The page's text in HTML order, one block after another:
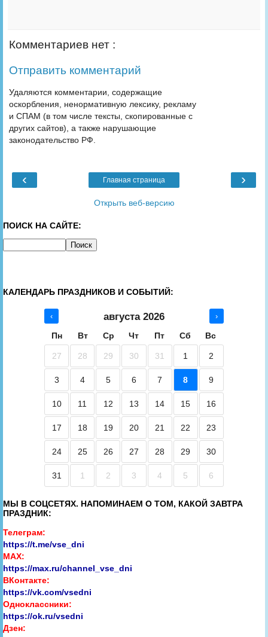
Комментариев нет :
Отправить комментарий
Удаляются комментарии, содержащие
оскорбления, ненормативную лексику, рекламу
и СПАМ (в том числе тексты, скопированные с
других сайтов), а также нарушающие
законодательство РФ.
‹ ›
Главная страница
Открыть веб-версию
ПОИСК НА САЙТЕ:
КАЛЕНДАРЬ ПРАЗДНИКОВ И СОБЫТИЙ:
‹ августа 2026 ›
Пн Вт Ср Чт Пт Сб Вс
27 28 29 30 31 1 2
3 4 5 6 7 8 9
10 11 12 13 14 15 16
17 18 19 20 21 22 23
24 25 26 27 28 29 30
31 1 2 3 4 5 6
МЫ В СОЦСЕТЯХ. НАПОМИНАЕМ О ТОМ, КАКОЙ ЗАВТРА
ПРАЗДНИК:
Телеграм:
https://t.me/vse_dni
MAX:
https://max.ru/channel_vse_dni
ВКонтакте:
https://vk.com/vsedni
Одноклассники:
https://ok.ru/vsedni
Дзен: